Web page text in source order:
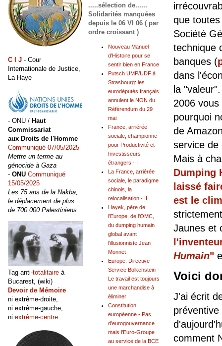
que
Société
technique
banques (
dans
la
2006
pourquoi
de
service de
Mais à
Dumping
laissé
est le
Jaunes et
Humain"
Voici
J'ai écrit
comment
.....sélection de......
Solidarités manquées
depuis le 06 VI 06 ( par
ordre croissant )
Nouveau Manuel
d'Histoire pour se
sentir bien en France
Putsch UMP/UDF à
Strasbourg: les
eurodéputés français
annulent le NON du
Référendum du 29
mai
France, arriérée
sociale, championne
pour Productivité et
Investisseurs
étrangers - I
La France, arriérée
sociale, le paradigme
chinois, la
relocalisation - II
Hayek, père de
l'Europe, de l'OMC,
du dumping humain
global avant
l'illusionniste Jean
Monnet
Europe: Directive
Service Bolkenstein -
Le travail est toujours
une marchandise à
éliminer
Constitution
européenne - Pas
d'eurogouvernance
mais l'Euro-Groupe
au service de la BCE
C I J - Cour
Internationale de Justice,
La Haye
- ONU / Haut
Commissariat
aux Droits de l'Homme
Communiqué 07/05/2025
Mettre un terme au
génocide à Gaza
- ONU Communiqué
15/05/2025
Les 75 ans de la Nakba,
le déplacement de plus
de 700.000 Palestiniens
Tag anti-totalitaire à
Bucarest, (wiki)
Devoir de Mémoire
ni extrême-droite,
ni extrême-gauche,
ni extrême-centre